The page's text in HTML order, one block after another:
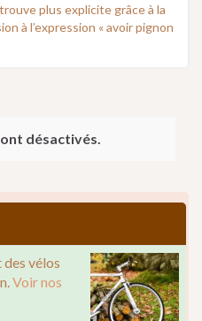
plus explicite grâce à la
à l’expression « avoir pignon
désactivés.
vélos
Voir nos